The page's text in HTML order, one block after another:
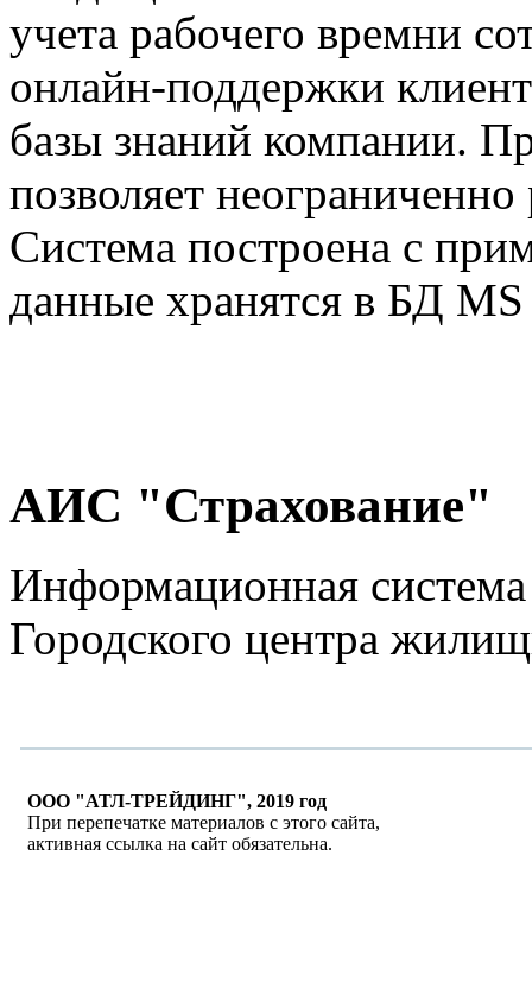
учета рабочего времни
онлайн-поддержки
базы знаний компании.
позволяет
Система построена с
данные хранятся в БД
АИС "Страхование"
Информационная система
Городского центра
ООО "АТЛ-ТРЕЙДИНГ", 2019 год
При перепечатке материалов с этого сайта,
активная ссылка на сайт обязательна.